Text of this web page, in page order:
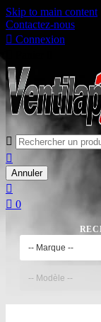
Skip to main content
Contactez-nous
 Connexion


Annuler

 0